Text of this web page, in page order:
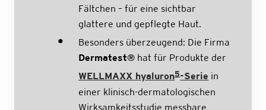
Fältchen – für eine sichtbar
glattere und gepflegte Haut.
Besonders überzeugend: Die Firma
Dermatest® hat für Produkte der
WELLMAXX hyaluron5-Serie in
einer klinisch-dermatologischen
Wirksamkeitsstudie messbare